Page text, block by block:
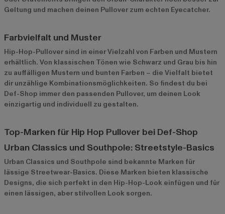
Geltung und machen deinen Pullover zum echten Eyecatcher.
Farbvielfalt und Muster
Hip-Hop-Pullover sind in einer Vielzahl von Farben und Mustern
erhältlich. Von klassischen Tönen wie Schwarz und Grau bis hin
zu auffälligen Mustern und bunten Farben – die Vielfalt bietet
dir unzählige Kombinationsmöglichkeiten. So findest du bei
Def-Shop immer den passenden Pullover, um deinen Look
einzigartig und individuell zu gestalten.
Top-Marken für Hip Hop Pullover bei Def-Shop
Urban Classics und Southpole: Streetstyle-Basics
Urban Classics und Southpole sind bekannte Marken für
lässige Streetwear-Basics. Diese Marken bieten klassische
Designs, die sich perfekt in den Hip-Hop-Look einfügen und für
einen lässigen, aber stilvollen Look sorgen.